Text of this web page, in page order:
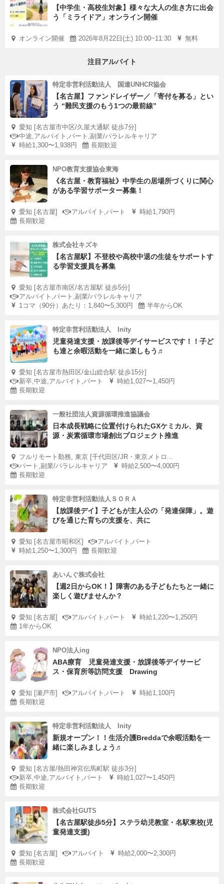
【中学生・高校生対象】様々な大人の生き方に出会
う「ミライドア」オンライン開催
オンライン開催 2026年8月22日(土) 10:00~11:30 無料
注目アルバイト
特定非営利活動法人 国連UNHCR協会
【名古屋】ファンドレイザー／「寄付を募る」とい
う “難民支援のもう1つの最前線”
愛知 [名古屋市中区/久屋大通駅 徒歩7分]
中途,アルバイト,パート,副業/パラレルキャリア
時給1,300〜1,938円
長期歓迎
NPO教育支援協会東海
《名古屋・教育福祉》中学生の居場所づくりに関心
がある学習サポーター募集！
愛知 [名古屋] アルバイト,パート
時給1,790円
長期歓迎
株式会社キズキ
【名古屋駅】不登校や高校中退の生徒をサポートす
る学習支援員を募集
愛知 [名古屋市南区/名古屋駅 徒歩5分]
アルバイト,パート,副業/パラレルキャリア
1コマ（90分）あたり：1,840〜5,300円
半年からOK
特定非営利活動法人 Inity
児童発達支援・放課後等デイサービスです！！子ど
も達と余暇活動を一緒に楽しもう♬
愛知 [名古屋市熱田区/金山総合駅 徒歩15分]
新卒,中途,アルバイト,パート
時給1,027〜1,450円
長期歓迎
一般社団法人資源循環推進協議会
日本成長戦略に位置付けられたGXケミカル、資
源・炭素循環市場創出プロジェクト推進
フルリモート勤務, 東京 [千代田区/JR・東京メトロ...
パート,副業/パラレルキャリア
時給2,500〜4,000円
長期歓迎
特定非営利活動法人ＳＯＲＡ
【放課後デイ】子どもが主人公の「発達保障」。遊
びを通じた育ちの支援を、共に
愛知 [名古屋市昭和区]
アルバイト,パート
時給1,250〜1,300円
長期歓迎
あいんぐ株式会社
【週2日からOK！】障害のある子どもたちと一緒に
楽しく遊びませんか？
愛知 [名古屋] アルバイト,パート
時給1,220〜1,250円
1年からOK
NPO法人ing
ABA療育 児童発達支援・放課後等デイサービ
ス・保育所等訪問支援 Drawing
愛知 [瀬戸市] アルバイト,パート
時給1,100円
長期歓迎
特定非営利活動法人 Inity
新規オープン！！生活介護Breddaで余暇活動を一
緒に楽しみましょう♬
愛知 [名古屋/熱田神宮伝馬町駅 徒歩3分]
新卒,中途,アルバイト,パート
時給1,027〜1,450円
長期歓迎
株式会社GUTS
【名古屋駅徒歩5分】ステラ幼児教室・名駅東校(児
童発達支援)
愛知 [名古屋] アルバイト
時給2,000〜2,300円
長期歓迎